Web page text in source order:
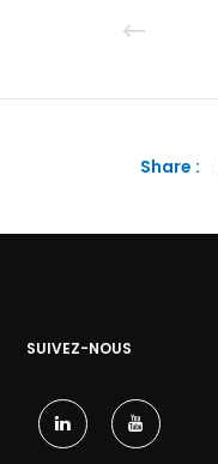
Share :
SUIVEZ-NOUS